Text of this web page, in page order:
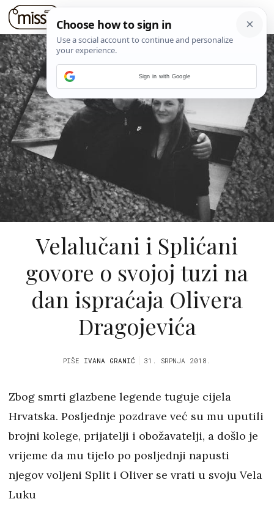
Velalučani i Splićani
govore o svojoj tuzi na
dan ispraćaja Olivera
Dragojevića
PIŠE IVANA GRANIĆ 31. SRPNJA 2018.
Zbog smrti glazbene legende tuguje cijela
Hrvatska. Posljednje pozdrave već su mu uputili
brojni kolege, prijatelji i obožavatelji, a došlo je
vrijeme da mu tijelo po posljednji napusti
njegov voljeni Split i Oliver se vrati u svoju Vela
Luku
Sign in with Google